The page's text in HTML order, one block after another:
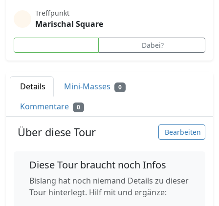
Treffpunkt
Marischal Square
Dabei?
Details Mini-Masses 0
Kommentare 0
Über diese Tour Bearbeiten
Diese Tour braucht noch Infos
Bislang hat noch niemand Details zu dieser
Tour hinterlegt. Hilf mit und ergänze: